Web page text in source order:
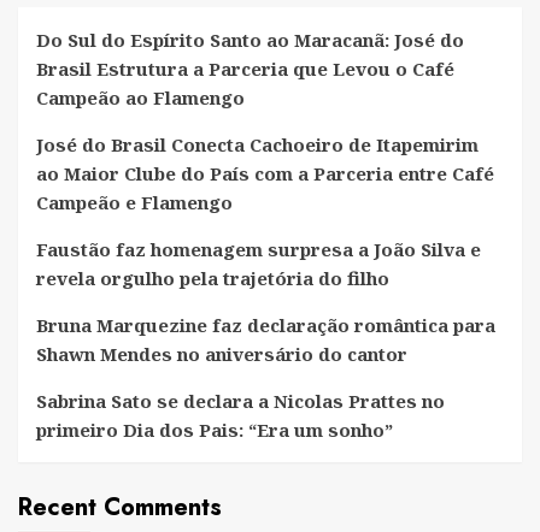
Do Sul do Espírito Santo ao Maracanã: José do
Brasil Estrutura a Parceria que Levou o Café
Campeão ao Flamengo
José do Brasil Conecta Cachoeiro de Itapemirim
ao Maior Clube do País com a Parceria entre Café
Campeão e Flamengo
Faustão faz homenagem surpresa a João Silva e
revela orgulho pela trajetória do filho
Bruna Marquezine faz declaração romântica para
Shawn Mendes no aniversário do cantor
Sabrina Sato se declara a Nicolas Prattes no
primeiro Dia dos Pais: “Era um sonho”
Recent Comments